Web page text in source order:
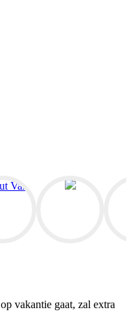
vakantie gaat, zal extra